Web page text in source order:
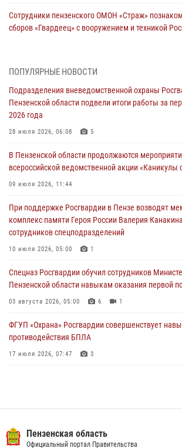
Сотрудники пензенского ОМОН «Страж»
сборов «Гвардеец» с вооружением и техникой
В Пензе сотрудники Росгвардии оказали помощь
05 августа 2026, 04:00
В Пензе при силовой поддержке Росгвардии
деятельность ОПГ, маскировавшейся под
4
В Управлении Росгвардии по Пензенской области
04 августа 2026, 06:08
Росгвардия обеспечила безопасность
День ВДВ в Пензе
ПОПУЛЯРНЫЕ НОВОСТИ
Подразделения вневедомственной охраны
Пензенской области подвели итоги работы за
2026 года
28 июля 2026, 06:08 5
В Пензенской области продолжаются
всероссийской ведомственной акции «Каникулы
09 июля 2026, 11:44
При поддержке Росгвардии в Пензе возводят
комплекс памяти Героя России Валерия
сотрудников спецподразделений
10 июля 2026, 05:00 1
Спецназ Росгвардии обучил сотрудников
Пензенской области навыкам оказания первой
03 августа 2026, 05:00 6 1
ФГУП «Охрана» Росгвардии совершенствует
противодействия БПЛА
17 июля 2026, 07:47 3
Военнослужащие Росгвардии в Заречном приняли
просветительской лекции Общества «Знание»
Пензенская область
Официальный портал Правительства